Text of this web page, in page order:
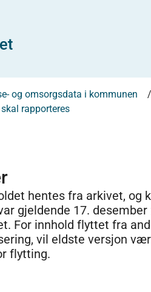
og omsorgsdata i kommunen
rapporteres
hentes fra arkivet, og
gjeldende 17. desember
For innhold flyttet fra
vil eldste versjon
flytting.